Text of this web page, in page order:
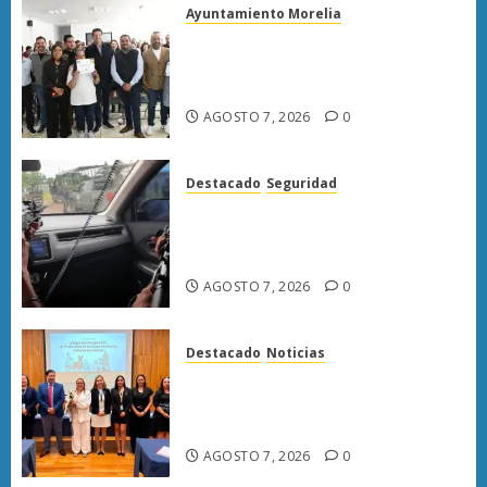
Ayuntamiento Morelia
AGOSTO 7, 2026 0
Destacado Seguridad
AGOSTO 7, 2026 0
Destacado Noticias
AGOSTO 7, 2026 0